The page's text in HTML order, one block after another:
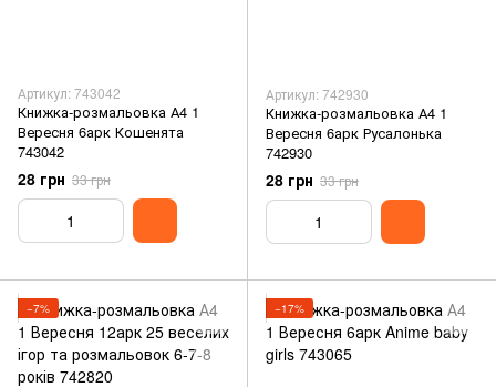
Артикул: 743042
Книжка-розмальовка А4 1
Вересня 6арк Кошенята
743042
28 грн 33 грн
Артикул: 742930
Книжка-розмальовка А4 1
Вересня 6арк Русалонька
742930
28 грн 33 грн
−7% −17%